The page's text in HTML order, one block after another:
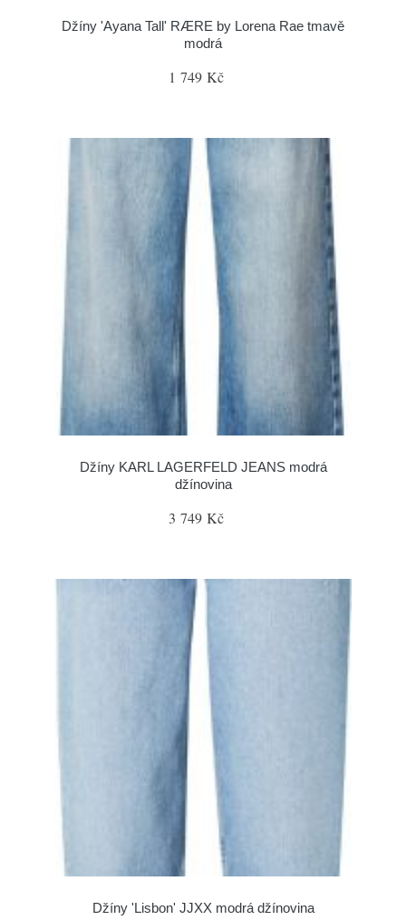
Džíny 'Ayana Tall' RÆRE by Lorena Rae tmavě
modrá
1 749 Kč
Džíny KARL LAGERFELD JEANS modrá
džínovina
3 749 Kč
Džíny 'Lisbon' JJXX modrá džínovina